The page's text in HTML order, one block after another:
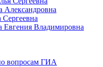
Александровна
Евгения Владимировна
вопросам ГИА